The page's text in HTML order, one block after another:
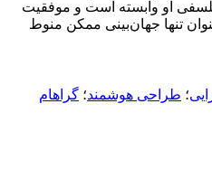
او وابسته است و موفقیت
تنها جهان‌بینی ممکن منوط
؛ طراحی هوشمند؛ گراهام